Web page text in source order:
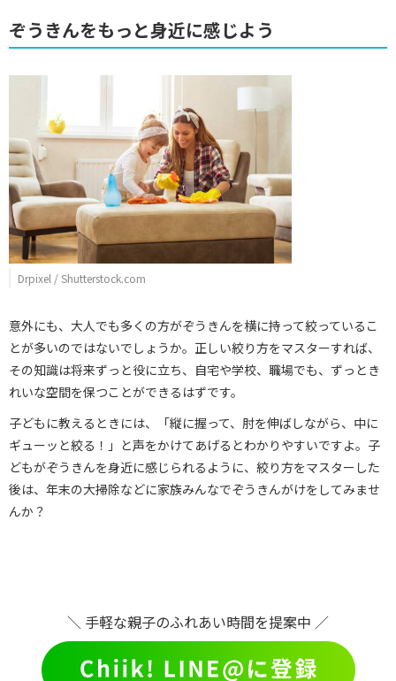
ぞうきんをもっと身近に感じよう
Drpixel / Shutterstock.com
意外にも、大人でも多くの方がぞうきんを横に持って絞っているこ
とが多いのではないでしょうか。正しい絞り方をマスターすれば、
その知識は将来ずっと役に立ち、自宅や学校、職場でも、ずっとき
れいな空間を保つことができるはずです。
子どもに教えるときには、「縦に握って、肘を伸ばしながら、中に
ギューッと絞る！」と声をかけてあげるとわかりやすいですよ。子
どもがぞうきんを身近に感じられるように、絞り方をマスターした
後は、年末の大掃除などに家族みんなでぞうきんがけをしてみませ
んか？
＼ 手軽な親子のふれあい時間を提案中 ／